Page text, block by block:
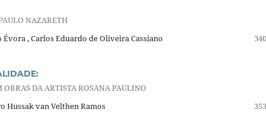
NAZARETH
, Carlos Eduardo de Oliveira Cassiano
OBRAS DA ARTISTA ROSANA PAULINO
Hussak van Velthen Ramos